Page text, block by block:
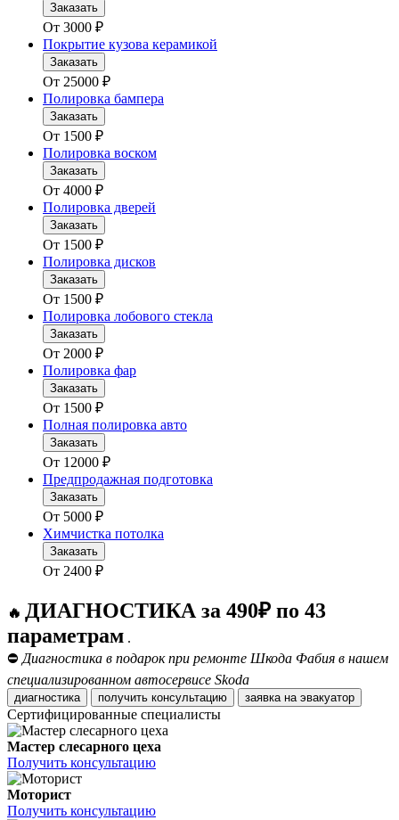
Заказать
От 3000 ₽
Покрытие кузова керамикой
Заказать
От 25000 ₽
Полировка бампера
Заказать
От 1500 ₽
Полировка воском
Заказать
От 4000 ₽
Полировка дверей
Заказать
От 1500 ₽
Полировка дисков
Заказать
От 1500 ₽
Полировка лобового стекла
Заказать
От 2000 ₽
Полировка фар
Заказать
От 1500 ₽
Полная полировка авто
Заказать
От 12000 ₽
Предпродажная подготовка
Заказать
От 5000 ₽
Химчистка потолка
Заказать
От 2400 ₽
🔥 ДИАГНОСТИКА за 490₽ по 43
параметрам .
⛔ Диагностика в подарок при ремонте Шкода Фабия в нашем
специализированном автосервисе Skoda
диагностика получить консультацию заявка на эвакуатор
Сертифицированные специалисты
Мастер слесарного цеха
Получить консультацию
Моторист
Получить консультацию